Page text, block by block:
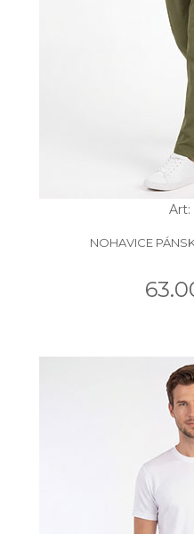
Art:
NOHAVICE